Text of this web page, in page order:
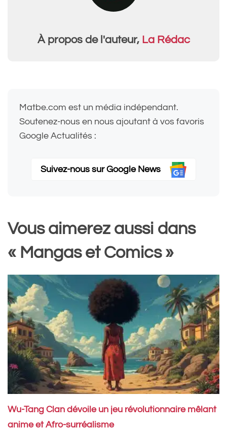
À propos de l'auteur, La Rédac
Matbe.com est un média indépendant.
Soutenez-nous en nous ajoutant à vos favoris
Google Actualités :
Suivez-nous sur Google News
Vous aimerez aussi dans
« Mangas et Comics »
Wu-Tang Clan dévoile un jeu révolutionnaire mêlant
anime et Afro-surréalisme